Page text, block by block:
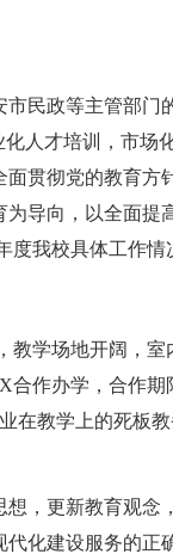
民政等主管部门
人才培训，市场
贯彻党的教育方
导向，以全面提
我校具体工作情
学场地开阔，室
作办学，合作期
在教学上的死板
，更新教育观念
化建设服务的正